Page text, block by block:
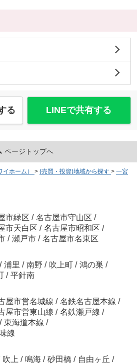
る LINEで共有する
ページトップへ
ホーム） > (売買・投資)地域から探す > 一宮
市緑区 / 名古屋市守山区 /
市天白区 / 名古屋市昭和区 /
/ 瀬戸市 / 名古屋市名東区
/ 浦里 / 南野 / 吹上町 / 鴻の巣 /
/ 平針南
屋市営名城線 / 名鉄名古屋本線 /
屋市営東山線 / 名鉄瀬戸線 /
/ 東海道本線 /
線
吹上 / 鳴海 / 砂田橋 / 自由ヶ丘 /